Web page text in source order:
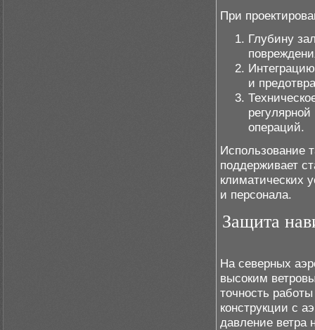
При
Глубину
и
операций.
Использование
поддерживает
климатических
и персонала.
Защита
На северных
высоким
точность
конструкции с
давление ветра